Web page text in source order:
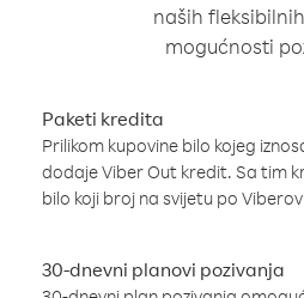
naših
mogućnosti
Paketi kredita
Prilikom kupovine bilo kojeg
dodaje Viber Out kredit. Sa tim
bilo koji broj na svijetu po
30-dnevni planovi pozivanja